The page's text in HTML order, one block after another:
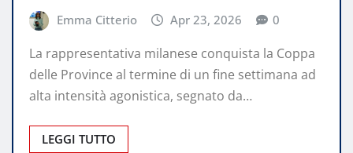
Emma Citterio Apr 23, 2026 0
La rappresentativa milanese conquista la Coppa
delle Province al termine di un fine settimana ad
alta intensità agonistica, segnato da…
LEGGI TUTTO